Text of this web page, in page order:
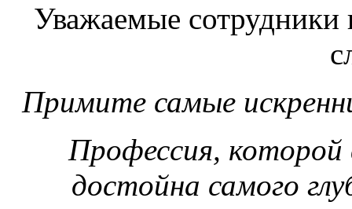
Уважаемые
Примите самые
Профессия,
достойна самого